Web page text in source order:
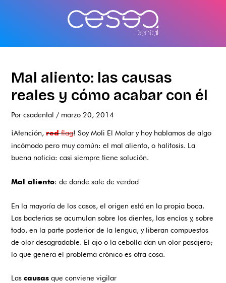
Mal aliento: las causas
reales y cómo acabar con él
Porcsadental / marzo 20, 2014
¡Atención,redflag! Soy Moli El Molar y hoy hablamos de algo
incómodo pero muy común: el mal aliento, o halitosis. La
buena noticia: casi siempre tiene solución.
Mal aliento: de donde sale de verdad
En la mayoría de los casos, el origen está en la propia boca.
Las bacterias se acumulan sobre los dientes, las encías y, sobre
todo, en la parte posterior de la lengua, y liberan compuestos
de olor desagradable. El ajo o la cebolla dan un olor pasajero;
lo que genera el problema crónico es otra cosa.
Lascausas que conviene vigilar